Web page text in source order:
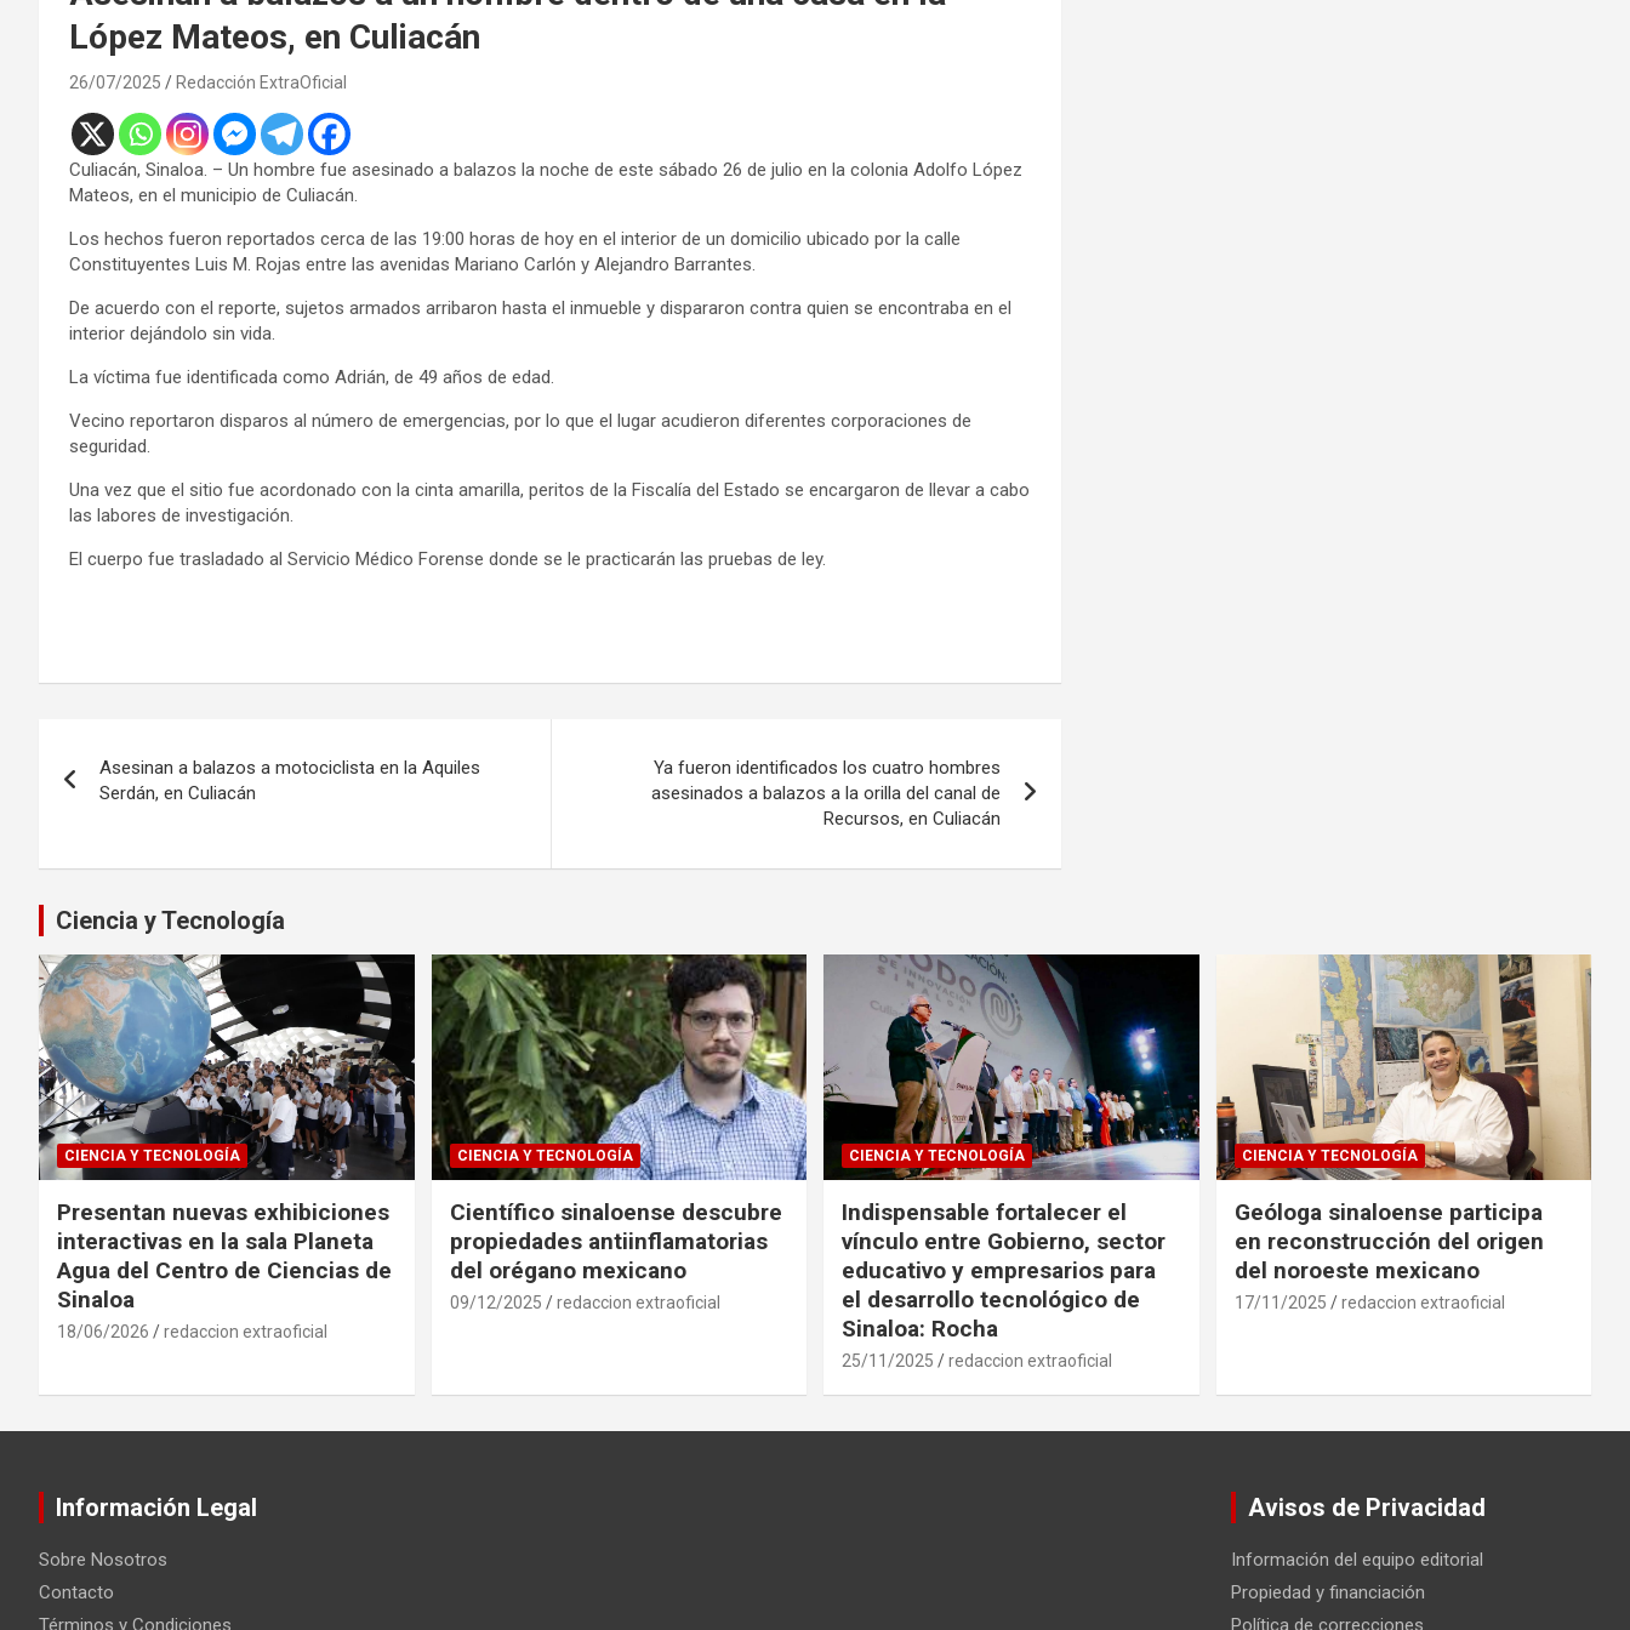
López Mateos, en Culiacán
26/07/2025 Redacción ExtraOficial
Culiacán, Sinaloa. – Un hombre fue asesinado a balazos la noche de este sábado 26 de julio en la colonia Adolfo López
Mateos, en el municipio de Culiacán.
Los hechos fueron reportados cerca de las 19:00 horas de hoy en el interior de un domicilio ubicado por la calle
Constituyentes Luis M. Rojas entre las avenidas Mariano Carlón y Alejandro Barrantes.
De acuerdo con el reporte, sujetos armados arribaron hasta el inmueble y dispararon contra quien se encontraba en el
interior dejándolo sin vida.
La víctima fue identificada como Adrián, de 49 años de edad.
Vecino reportaron disparos al número de emergencias, por lo que el lugar acudieron diferentes corporaciones de
seguridad.
Una vez que el sitio fue acordonado con la cinta amarilla, peritos de la Fiscalía del Estado se encargaron de llevar a cabo
las labores de investigación.
El cuerpo fue trasladado al Servicio Médico Forense donde se le practicarán las pruebas de ley.
de
Asesinan a balazos a motociclista en la Aquiles
Serdán, en Culiacán
Ya fueron identificados los cuatro hombres
asesinados a balazos a la orilla del canal de
Recursos, en Culiacán
Ciencia y Tecnología
CIENCIA Y TECNOLOGÍA
Presentan nuevas exhibiciones
interactivas en la sala Planeta
Agua del Centro de Ciencias de
Sinaloa
18/06/2026 redaccion extraoficial
CIENCIA Y TECNOLOGÍA
Científico sinaloense descubre
propiedades antiinflamatorias
del orégano mexicano
09/12/2025 redaccion extraoficial
CIENCIA Y TECNOLOGÍA
Indispensable fortalecer el
vínculo entre Gobierno, sector
educativo y empresarios para
el desarrollo tecnológico de
Sinaloa: Rocha
25/11/2025 redaccion extraoficial
CIENCIA Y TECNOLOGÍA
Geóloga sinaloense participa
en reconstrucción del origen
del noroeste mexicano
17/11/2025 redaccion extraoficial
Información Legal
Sobre Nosotros
Contacto
Términos y Condiciones
Avisos de Privacidad
Información del equipo editorial
Propiedad y financiación
Política de correcciones